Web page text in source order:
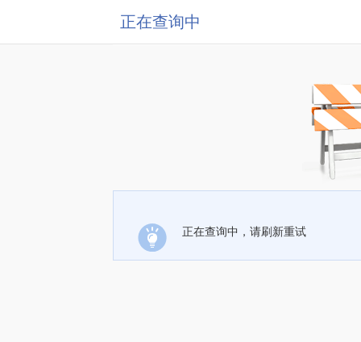
正在查询中
正在查询中，请刷新重试